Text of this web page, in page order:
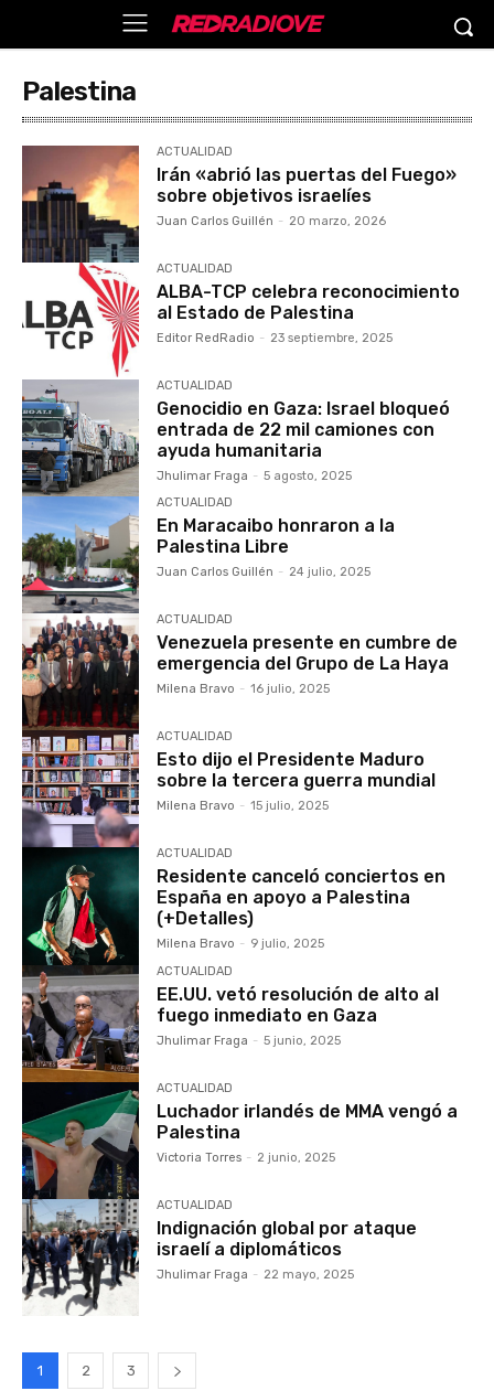
Palestina
ACTUALIDAD
Irán «abrió las puertas del Fuego»
sobre objetivos israelíes
Juan Carlos Guillén - 20 marzo, 2026
ACTUALIDAD
ALBA-TCP celebra reconocimiento
al Estado de Palestina
Editor RedRadio - 23 septiembre, 2025
ACTUALIDAD
Genocidio en Gaza: Israel bloqueó
entrada de 22 mil camiones con
ayuda humanitaria
Jhulimar Fraga - 5 agosto, 2025
ACTUALIDAD
En Maracaibo honraron a la
Palestina Libre
Juan Carlos Guillén - 24 julio, 2025
ACTUALIDAD
Venezuela presente en cumbre de
emergencia del Grupo de La Haya
Milena Bravo - 16 julio, 2025
ACTUALIDAD
Esto dijo el Presidente Maduro
sobre la tercera guerra mundial
Milena Bravo - 15 julio, 2025
ACTUALIDAD
Residente canceló conciertos en
España en apoyo a Palestina
(+Detalles)
Milena Bravo - 9 julio, 2025
ACTUALIDAD
EE.UU. vetó resolución de alto al
fuego inmediato en Gaza
Jhulimar Fraga - 5 junio, 2025
ACTUALIDAD
Luchador irlandés de MMA vengó a
Palestina
Victoria Torres - 2 junio, 2025
ACTUALIDAD
Indignación global por ataque
israelí a diplomáticos
Jhulimar Fraga - 22 mayo, 2025
1 2 3